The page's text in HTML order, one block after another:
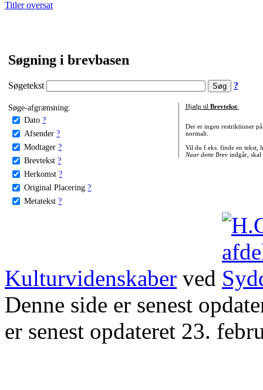
Titler oversat
Søgning i brevbasen
Søgetekst ?
Søge-afgrænsning:
Dato ?
Afsender ?
Modtager ?
Brevtekst ?
Herkomst ?
Original Placering ?
Metatekst ?
Hjælp til Brevtekst:
Der er ingen restriktioner
normalt.
Vil du f.eks. finde en tekst,
Naar dette Brevindgår, skal
Kulturvidenskaber ved
Denne side er senest
er senest opdateret 23.